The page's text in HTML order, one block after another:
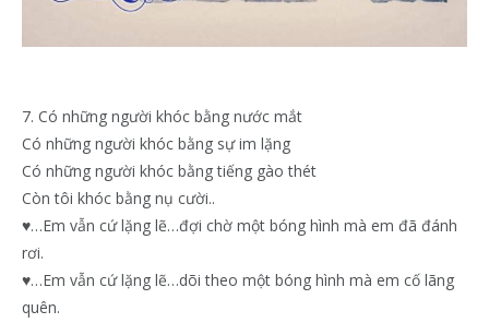
7. Có những người khóc bằng nước mắt
Có những người khóc bằng sự im lặng
Có những người khóc bằng tiếng gào thét
Còn tôi khóc bằng nụ cười..
♥…Em vẫn cứ lặng lẽ…đợi chờ một bóng hình mà em đã đánh
rơi.
♥…Em vẫn cứ lặng lẽ…dõi theo một bóng hình mà em cố lãng
quên.